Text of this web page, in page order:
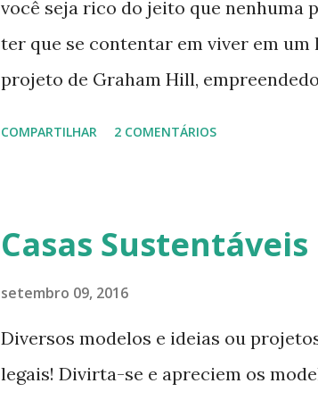
você seja rico do jeito que nenhuma
ter que se contentar em viver em um
projeto de Graham Hill,
que vive para surprir suas
completamente habitável. Mesmo
enxergar a beleza na sua
encontra o que parece, em um
COMPARTILHAR 2 COMENTÁRIOS
Casas Sustentáveis
setembro 09, 2016
Diversos modelos e ideias ou
legais! Divirta-se e apreciem os